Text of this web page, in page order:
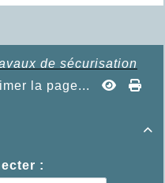
de sécurisation
la page...

: